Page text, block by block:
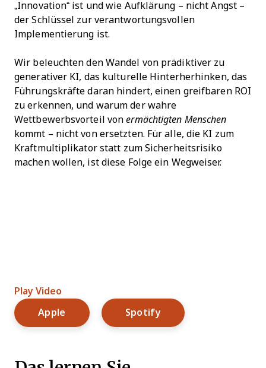
„Innovation“ ist und wie Aufklärung – nicht Angst –
der Schlüssel zur verantwortungsvollen
Implementierung ist.
Wir beleuchten den Wandel von prädiktiver zu
generativer KI, das kulturelle Hinterherhinken, das
Führungskräfte daran hindert, einen greifbaren ROI
zu erkennen, und warum der wahre
Wettbewerbsvorteil vonermächtigten Menschen
kommt – nicht von ersetzten. Für alle, die KI zum
Kraftmultiplikator statt zum Sicherheitsrisiko
machen wollen, ist diese Folge ein Wegweiser.
Play Video
Apple Opens New Window
SpotifyOpens New Window